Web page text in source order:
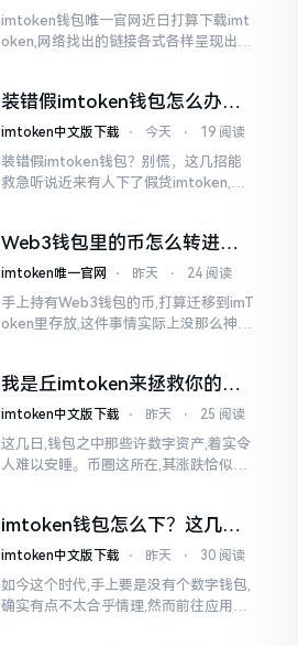
imtoken钱包唯一官网近日打算下载imt
oken,网络找出的链接各式各样呈现出乱
直忐忑不安。我折腾了好些日子
装错假imtoken钱包怎么办？
别慌，快卸载，这几招能救急
imtoken中文版下载 ⋅ 今天 ⋅ 19 阅读
装错假imtoken钱包？别慌，这几招能
救急听说近来有人下了假货imtoken,心
是陷阱。
Web3钱包里的币怎么转进
imToken？别慌，三步搞定
imtoken唯一官网 ⋅ 昨天 ⋅ 24 阅读
手上持有Web3钱包的币,打算迁移到imT
oken里存放,这件事情实际上没那么神秘
我是丘imtoken来拯救你的钱
包
imtoken中文版下载 ⋅ 昨天 ⋅ 25 阅读
这几日,钱包之中那些许数字资产,着实令
人难以安睡。币圈这所在,其涨跌恰似翻
堆币
imtoken钱包怎么下？这几种
靠谱路子别走歪
imtoken中文版下载 ⋅ 昨天 ⋅ 30 阅读
如今这个时代,手上要是没有个数字钱包,
确实有点不太合乎情理,然而前往应用商